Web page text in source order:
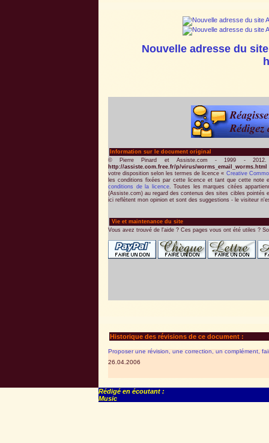
Nouvelle adresse du
Information sur le document original
© Pierre Pinard et Assiste.com - 1999 -
http://assiste.com.free.fr/p/virus/worms_email_worms.html
votre disposition selon les termes de licence « Creative
les conditions fixées par cette licence et tant que cette note
conditions de la licence. Toutes les marques citées
(Assiste.com) au regard des contenus des sites cibles pointés
ici reflètent mon opinion et sont des suggestions - le visiteur
Vie et maintenance du site
Vous avez trouvé de l'aide ? Ces pages vous ont été utiles ?
Historique des révisions de ce document :
Proposer une révision, une correction, un complément,
26.04.2006
Rédigé en écoutant :
Music